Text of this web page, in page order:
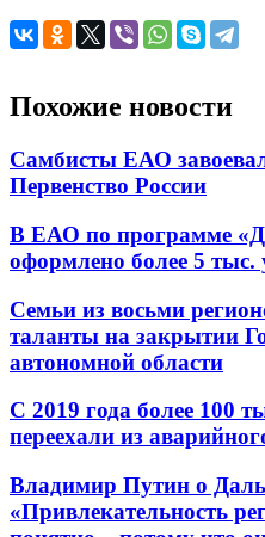
Похожие новости
Самбисты ЕАО
Первенство России
В ЕАО по программе
оформлено более 5 тыс.
Семьи из восьми
таланты на закрытии
автономной области
С 2019 года более 100
переехали из
Владимир Путин о
«Привлекательность